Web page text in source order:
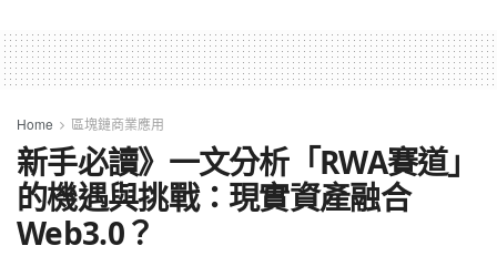
Home 區塊鏈商業應用
新手必讀》一文分析「RWA賽道」
的機遇與挑戰：現實資產融合
Web3.0？